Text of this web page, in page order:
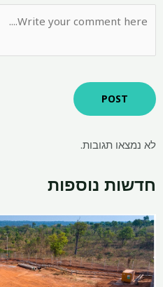
לא נמצאו תגובות.
חדשות נוספות